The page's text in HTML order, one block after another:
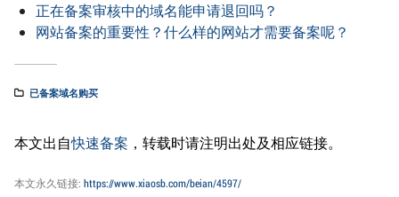
正在备案审核中的域名能申请退回吗？
网站备案的重要性？什么样的网站才需要备案呢？
已备案域名购买
本文出自快速备案 ，转载时请注明出处及相应链接。
本文永久链接: https://www.xiaosb.com/beian/4597/